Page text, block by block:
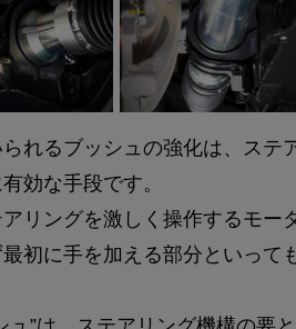
れるブッシュの強化は、ステ
効な手段です。
リングを激しく操作するモー
初に手を加える部分といって